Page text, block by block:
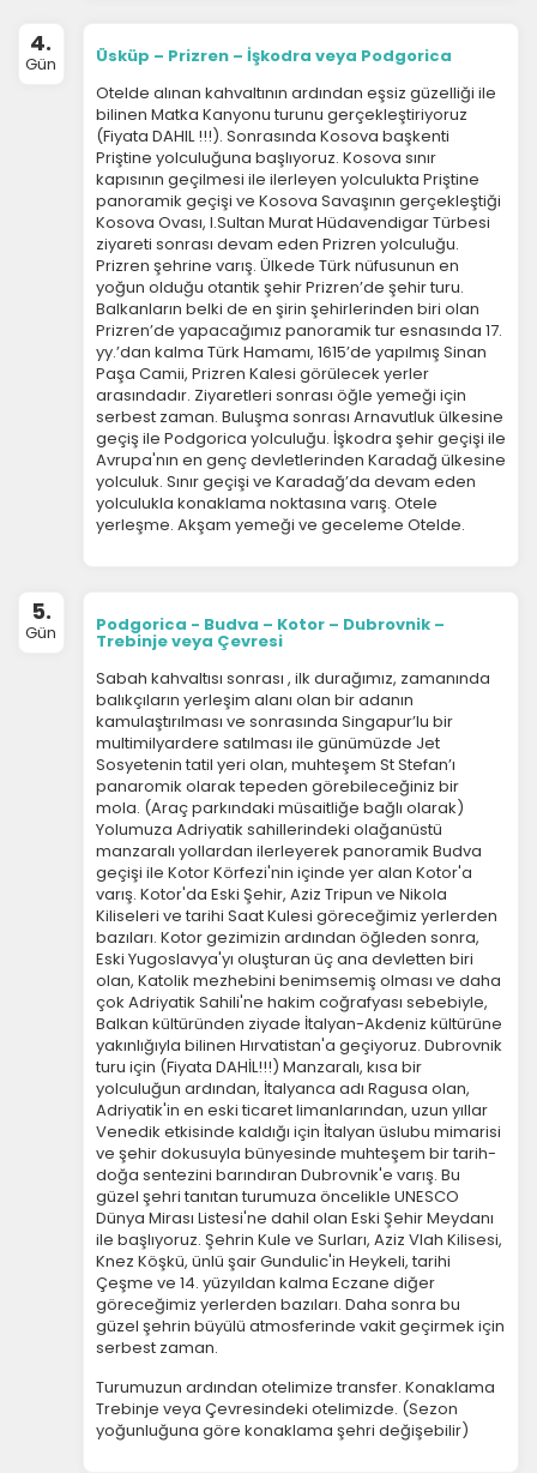
4.
Gün
Üsküp – Prizren – İşkodra veya Podgorica
Otelde alınan kahvaltının ardından eşsiz güzelliği ile
bilinen Matka Kanyonu turunu gerçekleştiriyoruz
(Fiyata DAHIL !!!). Sonrasında Kosova başkenti
Priştine yolculuğuna başlıyoruz. Kosova sınır
kapısının geçilmesi ile ilerleyen yolculukta Priştine
panoramik geçişi ve Kosova Savaşının gerçekleştiği
Kosova Ovası, I.Sultan Murat Hüdavendigar Türbesi
ziyareti sonrası devam eden Prizren yolculuğu.
Prizren şehrine varış. Ülkede Türk nüfusunun en
yoğun olduğu otantik şehir Prizren’de şehir turu.
Balkanların belki de en şirin şehirlerinden biri olan
Prizren’de yapacağımız panoramik tur esnasında 17.
yy.’dan kalma Türk Hamamı, 1615’de yapılmış Sinan
Paşa Camii, Prizren Kalesi görülecek yerler
arasındadır. Ziyaretleri sonrası öğle yemeği için
serbest zaman. Buluşma sonrası Arnavutluk ülkesine
geçiş ile Podgorica yolculuğu. İşkodra şehir geçişi ile
Avrupa'nın en genç devletlerinden Karadağ ülkesine
yolculuk. Sınır geçişi ve Karadağ’da devam eden
yolculukla konaklama noktasına varış. Otele
yerleşme. Akşam yemeği ve geceleme Otelde.
5.
Gün Podgorica - Budva – Kotor – Dubrovnik –
Trebinje veya Çevresi
Sabah kahvaltısı sonrası , ilk durağımız, zamanında
balıkçıların yerleşim alanı olan bir adanın
kamulaştırılması ve sonrasında Singapur’lu bir
multimilyardere satılması ile günümüzde Jet
Sosyetenin tatil yeri olan, muhteşem St Stefan’ı
panaromik olarak tepeden görebileceğiniz bir
mola. (Araç parkındaki müsaitliğe bağlı olarak)
Yolumuza Adriyatik sahillerindeki olağanüstü
manzaralı yollardan ilerleyerek panoramik Budva
geçişi ile Kotor Körfezi'nin içinde yer alan Kotor'a
varış. Kotor'da Eski Şehir, Aziz Tripun ve Nikola
Kiliseleri ve tarihi Saat Kulesi göreceğimiz yerlerden
bazıları. Kotor gezimizin ardından öğleden sonra,
Eski Yugoslavya'yı oluşturan üç ana devletten biri
olan, Katolik mezhebini benimsemiş olması ve daha
çok Adriyatik Sahili'ne hakim coğrafyası sebebiyle,
Balkan kültüründen ziyade İtalyan-Akdeniz kültürüne
yakınlığıyla bilinen Hırvatistan'a geçiyoruz. Dubrovnik
turu için (Fiyata DAHİL!!!) Manzaralı, kısa bir
yolculuğun ardından, İtalyanca adı Ragusa olan,
Adriyatik'in en eski ticaret limanlarından, uzun yıllar
Venedik etkisinde kaldığı için İtalyan üslubu mimarisi
ve şehir dokusuyla bünyesinde muhteşem bir tarih-
doğa sentezini barındıran Dubrovnik'e varış. Bu
güzel şehri tanıtan turumuza öncelikle UNESCO
Dünya Mirası Listesi'ne dahil olan Eski Şehir Meydanı
ile başlıyoruz. Şehrin Kule ve Surları, Aziz Vlah Kilisesi,
Knez Köşkü, ünlü şair Gundulic'in Heykeli, tarihi
Çeşme ve 14. yüzyıldan kalma Eczane diğer
göreceğimiz yerlerden bazıları. Daha sonra bu
güzel şehrin büyülü atmosferinde vakit geçirmek için
serbest zaman.
Turumuzun ardından otelimize transfer. Konaklama
Trebinje veya Çevresindeki otelimizde. (Sezon
yoğunluğuna göre konaklama şehri değişebilir)